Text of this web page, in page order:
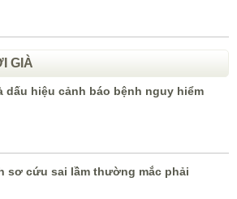
GIÀ
dấu hiệu cảnh báo bệnh nguy hiểm
sơ cứu sai lầm thường mắc phải